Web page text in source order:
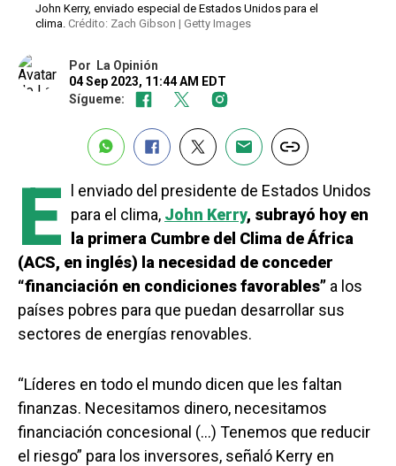
John Kerry, enviado especial de Estados Unidos para el
clima. Crédito: Zach Gibson | Getty Images
Por La Opinión
04 Sep 2023, 11:44 AM EDT
Sígueme:
E l enviado del presidente de Estados Unidos
para el clima, John Kerry, subrayó hoy en
la primera Cumbre del Clima de África
(ACS, en inglés) la necesidad de conceder
“financiación en condiciones favorables” a los
países pobres para que puedan desarrollar sus
sectores de energías renovables.
“Líderes en todo el mundo dicen que les faltan
finanzas. Necesitamos dinero, necesitamos
financiación concesional (…) Tenemos que reducir
el riesgo” para los inversores, señaló Kerry en